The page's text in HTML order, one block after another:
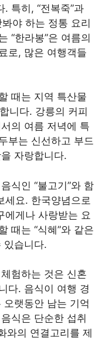
특히, “전복죽”과
야 하는 정통 요리
“한라봉”은 여름의
로, 많은 여행객들
때는 지역 특산물
니다. 강릉의 커피
의 여름 저녁에 특
부는 신선하고 부드
자랑합니다.
식인 “불고기”와 함
세요. 한국양념으로
에게나 사랑받는 요
때는 “식혜”와 같은
있습니다.
험하는 것은 신혼
다. 음식이 여행 경
랫동안 남는 기억
식은 단순한 섭취
와의 연결고리를 제